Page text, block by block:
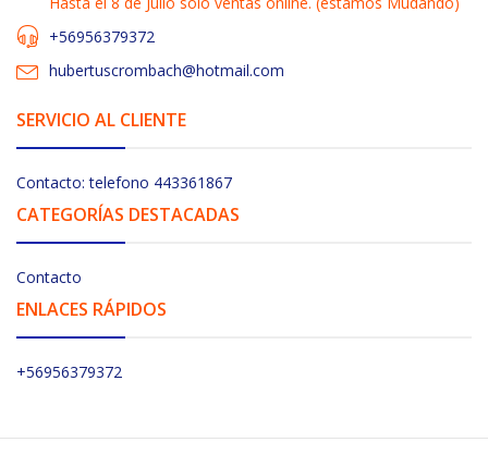
+56956379372
hubertuscrombach@hotmail.com
SERVICIO AL CLIENTE
Contacto: telefono 443361867
CATEGORÍAS DESTACADAS
Contacto
ENLACES RÁPIDOS
+56956379372